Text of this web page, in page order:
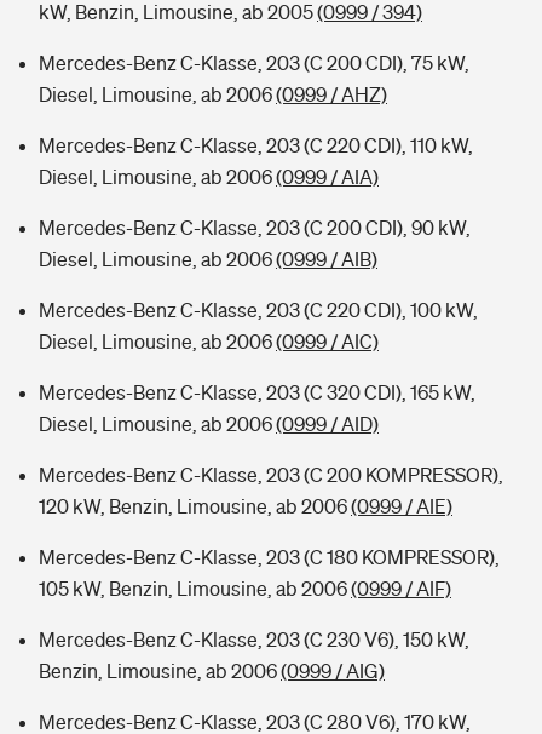
kW, Benzin, Limousine, ab 2005(0999 / 394)
Mercedes-Benz C-Klasse, 203 (C 200 CDI), 75 kW,
Diesel, Limousine, ab 2006(0999 / AHZ)
Mercedes-Benz C-Klasse, 203 (C 220 CDI), 110 kW,
Diesel, Limousine, ab 2006(0999 / AIA)
Mercedes-Benz C-Klasse, 203 (C 200 CDI), 90 kW,
Diesel, Limousine, ab 2006(0999 / AIB)
Mercedes-Benz C-Klasse, 203 (C 220 CDI), 100 kW,
Diesel, Limousine, ab 2006(0999 / AIC)
Mercedes-Benz C-Klasse, 203 (C 320 CDI), 165 kW,
Diesel, Limousine, ab 2006(0999 / AID)
Mercedes-Benz C-Klasse, 203 (C 200 KOMPRESSOR),
120 kW, Benzin, Limousine, ab 2006(0999 / AIE)
Mercedes-Benz C-Klasse, 203 (C 180 KOMPRESSOR),
105 kW, Benzin, Limousine, ab 2006(0999 / AIF)
Mercedes-Benz C-Klasse, 203 (C 230 V6), 150 kW,
Benzin, Limousine, ab 2006(0999 / AIG)
Mercedes-Benz C-Klasse, 203 (C 280 V6), 170 kW,